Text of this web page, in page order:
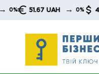
Skip
51.67 UAH → 0% 44.76